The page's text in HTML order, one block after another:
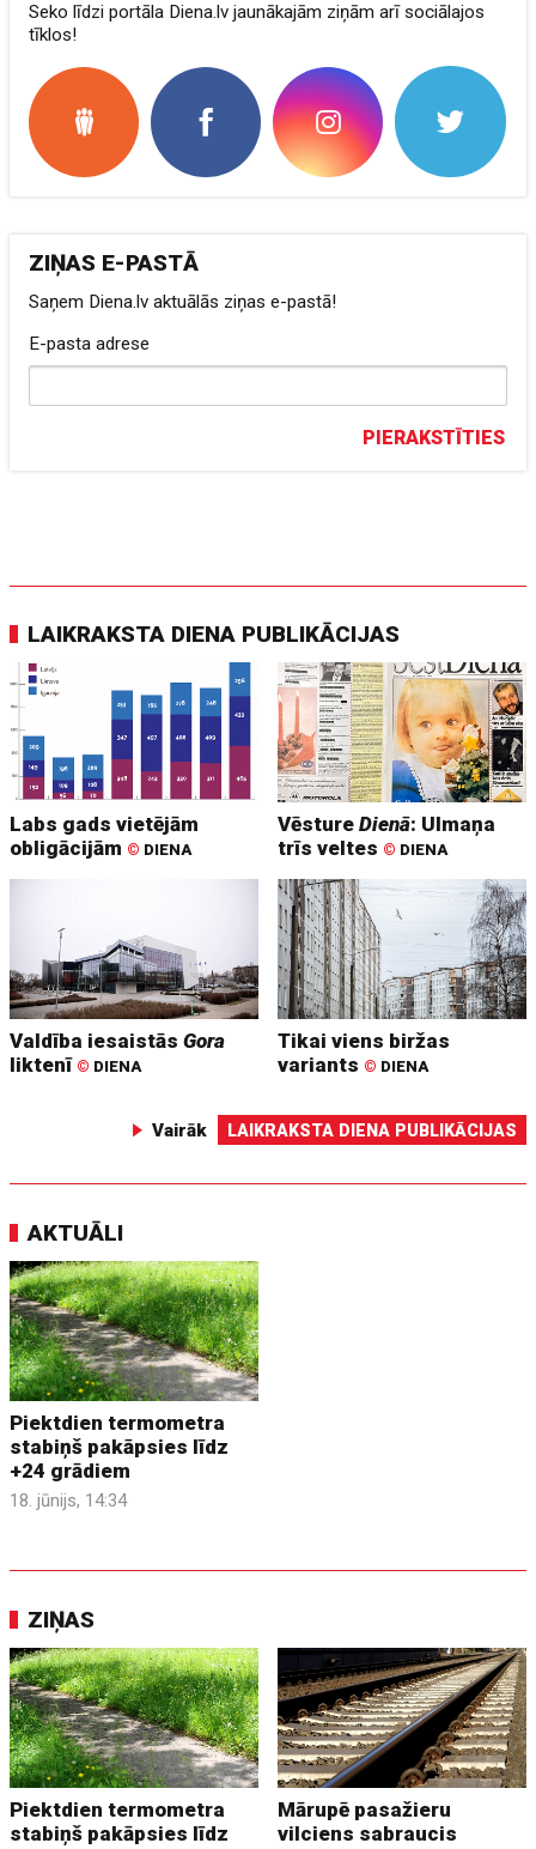
Seko līdzi portāla Diena.lv jaunākajām ziņām arī sociālajos
tīklos!
ZIŅAS E-PASTĀ
Saņem Diena.lv aktuālās ziņas e-pastā!
E-pasta adrese
PIERAKSTĪTIES
LAIKRAKSTA DIENA PUBLIKĀCIJAS
Labs gads vietējām
obligācijām © DIENA
VēstureDienā: Ulmaņa
trīs veltes © DIENA
Valdība iesaistāsGora
liktenī © DIENA
Tikai viens biržas
variants © DIENA
Vairāk LAIKRAKSTA DIENA PUBLIKĀCIJAS
AKTUĀLI
Piektdien termometra
stabiņš pakāpsies līdz
+24 grādiem
18. jūnijs, 14:34
ZIŅAS
Piektdien termometra
stabiņš pakāpsies līdz
Mārupē pasažieru
vilciens sabraucis